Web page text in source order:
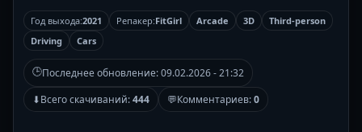
Год выхода:2021 Репакер:FitGirl Arcade 3D
Third-person
Driving
Cars
🕒Последнее обновление:09.02.2026 - 21:32
⬇Всего скачиваний:444 💬Комментариев:0